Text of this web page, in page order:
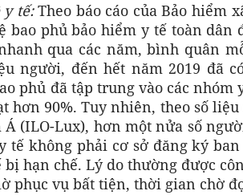
y tế:Theo báo cáo của Bảo hiểm
bao phủ bảo hiểm y tế toàn dân
qua các năm, bình quân
người, đến hết năm 2019 đã
phủ đã tập trung vào các
hơn 90%. Tuy nhiên, theo số
(ILO-Lux), hơn một nửa số
tế không phải cơ sở đăng ký
hạn chế. Lý do thường được
phục vụ bất tiện, thời gian chờ